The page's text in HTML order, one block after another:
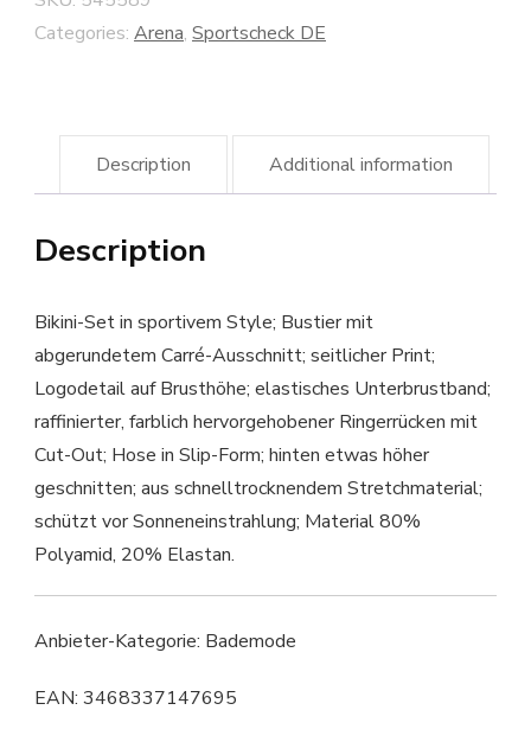
Categories: Arena, Sportscheck DE
Description Additional information
Description
Bikini-Set in sportivem Style; Bustier mit
abgerundetem Carré-Ausschnitt; seitlicher Print;
Logodetail auf Brusthöhe; elastisches Unterbrustband;
raffinierter, farblich hervorgehobener Ringerrücken mit
Cut-Out; Hose in Slip-Form; hinten etwas höher
geschnitten; aus schnelltrocknendem Stretchmaterial;
schützt vor Sonneneinstrahlung; Material 80%
Polyamid, 20% Elastan.
Anbieter-Kategorie: Bademode
EAN: 3468337147695